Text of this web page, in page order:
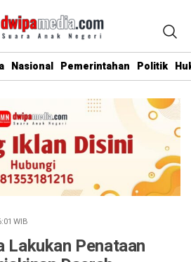
Nasional Pemerintahan Politik
WIB
Lakukan Penataan